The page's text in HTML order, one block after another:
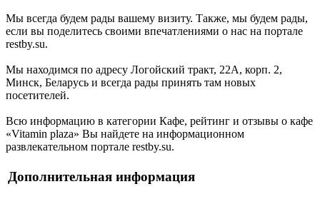
Мы всегда будем рады вашему визиту. Также, мы будем рады,
если вы поделитесь своими впечатлениями о нас на портале
restby.su.
Мы находимся по адресу Логойский тракт, 22А, корп. 2,
Минск, Беларусь и всегда рады принять там новых
посетителей.
Всю информацию в категории Кафе, рейтинг и отзывы о кафе
«Vitamin plaza» Вы найдете на информационном
развлекательном портале restby.su.
Дополнительная информация